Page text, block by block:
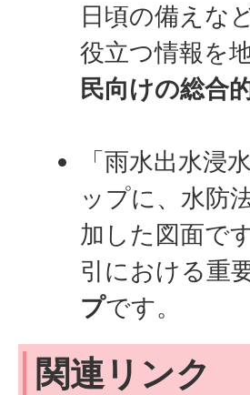
日頃の備えな
役立つ情報を
民向けの総合
「雨水出水浸
ップに、水防
加した図面で
引における重
プです。
関連リンク